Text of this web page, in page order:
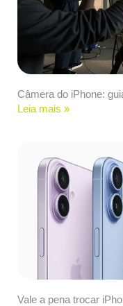
Câmera do iPhone:
Leia mais »
Vale a pena trocar